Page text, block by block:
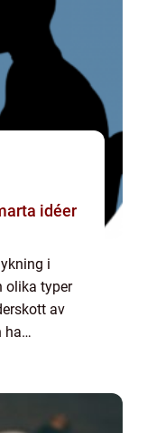
i
olika typer
av
ha